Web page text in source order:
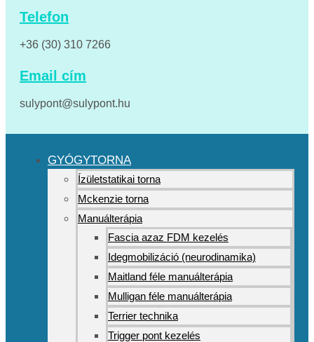
Telefon
+36 (30) 310 7266
Email cím
sulypont@sulypont.hu
GYÓGYTORNA
Ízületstatikai torna
Mckenzie torna
Manuálterápia
Fascia azaz FDM kezelés
Idegmobilizáció (neurodinamika)
Maitland féle manuálterápia
Mulligan féle manuálterápia
Terrier technika
Trigger pont kezelés